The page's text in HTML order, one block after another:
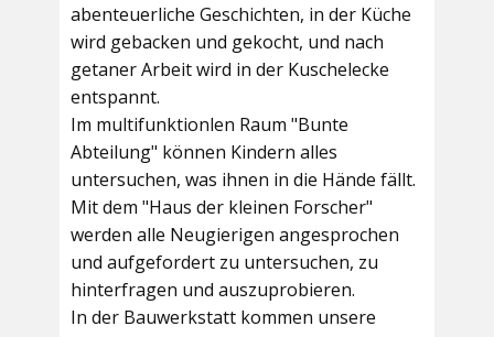
abenteuerliche Geschichten, in der Küche
wird gebacken und gekocht, und nach
getaner Arbeit wird in der Kuschelecke
entspannt.
Im multifunktionlen Raum "Bunte
Abteilung" können Kindern alles
untersuchen, was ihnen in die Hände fällt.
Mit dem "Haus der kleinen Forscher"
werden alle Neugierigen angesprochen
und aufgefordert zu untersuchen, zu
hinterfragen und auszuprobieren.
In der Bauwerkstatt kommen unsere